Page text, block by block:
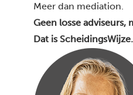
Meer dan mediation.
Geen losse adviseurs,
Dat is ScheidingsWijze.